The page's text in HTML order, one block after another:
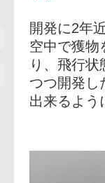
開発に2年
空中で獲物
り、飛行
つつ開発し
出来るよう